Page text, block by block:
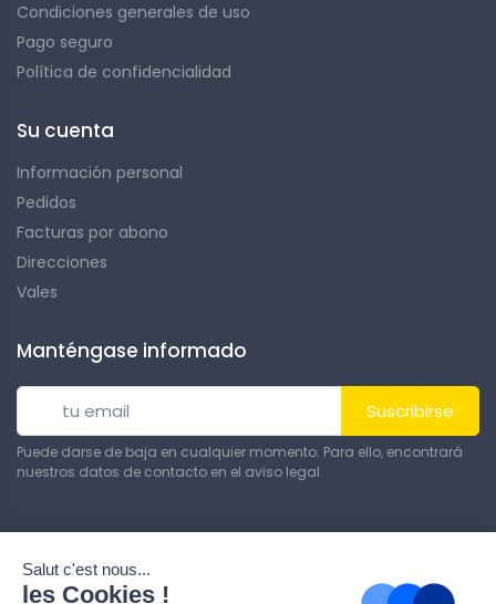
Condiciones generales de uso
Pago seguro
Política de confidencialidad
Su cuenta
Información personal
Pedidos
Facturas por abono
Direcciones
Vales
Manténgase informado
Suscribirse
Puede darse de baja en cualquier momento. Para ello, encontrará
nuestros datos de contacto en el aviso legal.
© Todos los derechos reservados. Hecho por Theme PrestaShop